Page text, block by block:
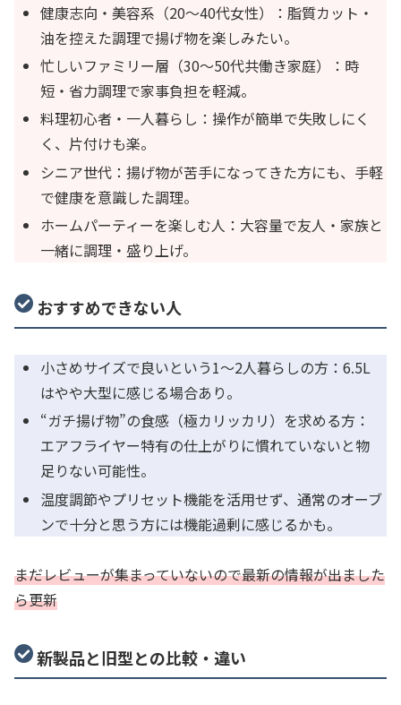
健康志向・美容系（20〜40代女性）：脂質カット・
油を控えた調理で揚げ物を楽しみたい。
忙しいファミリー層（30〜50代共働き家庭）：時
短・省力調理で家事負担を軽減。
料理初心者・一人暮らし：操作が簡単で失敗しにく
く、片付けも楽。
シニア世代：揚げ物が苦手になってきた方にも、手軽
で健康を意識した調理。
ホームパーティーを楽しむ人：大容量で友人・家族と
一緒に調理・盛り上げ。
おすすめできない人
小さめサイズで良いという1〜2人暮らしの方：6.5L
はやや大型に感じる場合あり。
“ガチ揚げ物”の食感（極カリッカリ）を求める方：
エアフライヤー特有の仕上がりに慣れていないと物
足りない可能性。
温度調節やプリセット機能を活用せず、通常のオーブ
ンで十分と思う方には機能過剰に感じるかも。
まだレビューが集まっていないので最新の情報が出ました
ら更新
新製品と旧型との比較・違い